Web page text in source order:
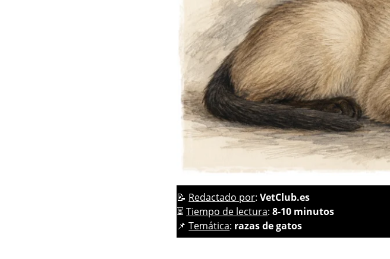
📝 Redactado por:VetClub.es
⏳Tiempo de lectura: 8-10 minutos
📌Temática: razas de gatos